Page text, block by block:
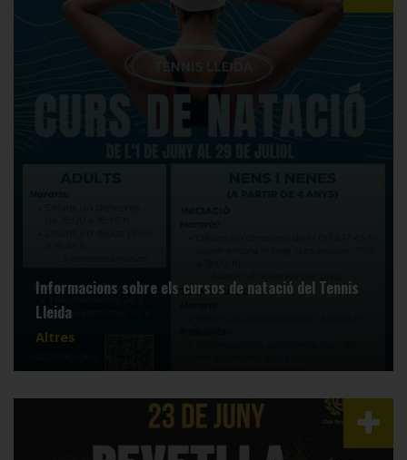
Informacions sobre els cursos de natació del Tennis
Lleida
Altres